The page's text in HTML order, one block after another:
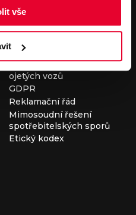
vše
vozidel
Všeobecné obchodní
podmínky pro provádění
servisních prací
Všeobecné obchodní
podmínky při nákupu
ojetých vozů
GDPR
Reklamační řád
Mimosoudní řešení
spotřebitelských sporů
Etický kodex